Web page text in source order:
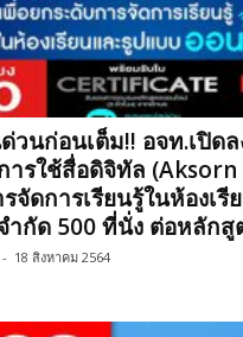
วนก่อนเต็ม!! อจท.เปิด
ารใช้สื่อดิจิทัล
จัดการเรียนรู้ในห้องเ
ำกัด 500 ที่นั่ง ต่อหลักสู
- 18 สิงหาคม 2564